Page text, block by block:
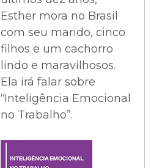
Esther mora no Brasil
com seu marido, cinco
filhos e um cachorro
lindo e maravilhosos.
Ela irá falar sobre
“Inteligência Emocional
no Trabalho”.